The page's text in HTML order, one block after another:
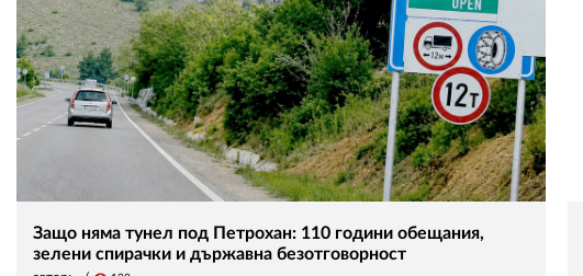
Защо няма тунел под Петрохан: 110 години обещания,
зелени спирачки и държавна безотговорност